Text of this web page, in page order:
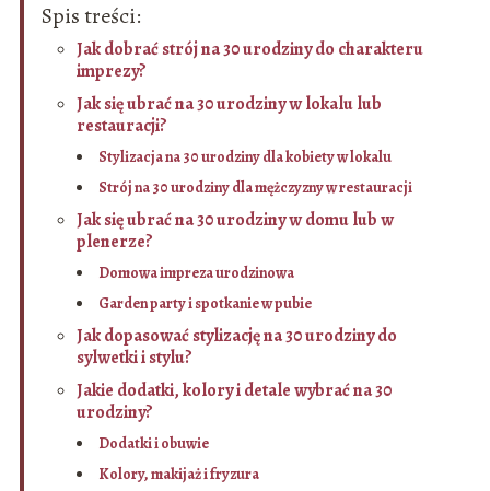
Spis treści:
Jak dobrać strój na 30 urodziny do charakteru
imprezy?
Jak się ubrać na 30 urodziny w lokalu lub
restauracji?
Stylizacja na 30 urodziny dla kobiety w lokalu
Strój na 30 urodziny dla mężczyzny w restauracji
Jak się ubrać na 30 urodziny w domu lub w
plenerze?
Domowa impreza urodzinowa
Garden party i spotkanie w pubie
Jak dopasować stylizację na 30 urodziny do
sylwetki i stylu?
Jakie dodatki, kolory i detale wybrać na 30
urodziny?
Dodatki i obuwie
Kolory, makijaż i fryzura